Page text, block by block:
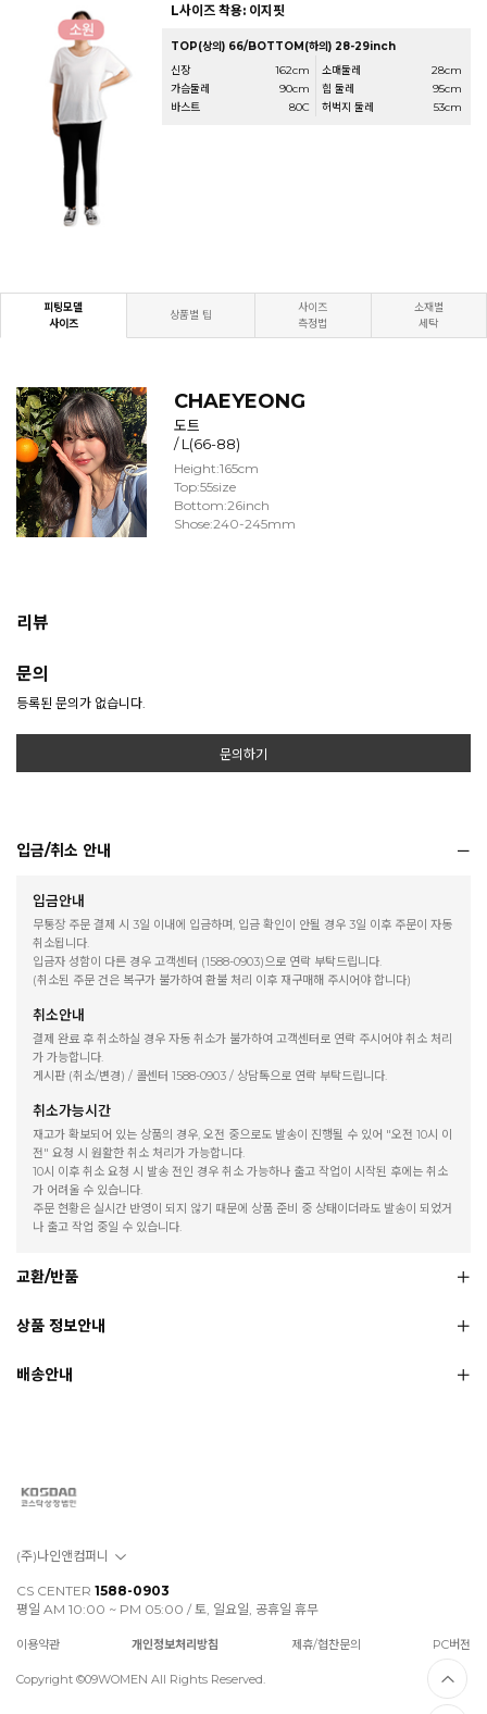
L사이즈 착용: 이지핏
TOP(상의) 66/BOTTOM(하의) 28-29inch
신장
162cm
가슴둘레
90cm
바스트
80C
소매둘레
28cm
힙 둘레
95cm
허벅지 둘레
53cm
피팅모델
사이즈
상품별 팁
사이즈
측정법
소재별
세탁
CHAEYEONG
도트
/ L(66-88)
Height:165cm
Top:55size
Bottom:26inch
Shose:240-245mm
리뷰
문의
등록된 문의가 없습니다.
문의하기
입금/취소 안내
입금안내
무통장 주문 결제 시 3일 이내에 입금하며, 입금 확인이 안될 경우 3일 이후 주문이 자동
취소됩니다.
입금자 성함이 다른 경우 고객센터 (1588-0903)으로 연락 부탁드립니다.
(취소된 주문 건은 복구가 불가하여 환불 처리 이후 재구매해 주시어야 합니다)
취소안내
결제 완료 후 취소하실 경우 자동 취소가 불가하여 고객센터로 연락 주시어야 취소 처리
가 가능합니다.
게시판 (취소/변경) / 콜센터 1588-0903 / 상담톡으로 연락 부탁드립니다.
취소가능시간
재고가 확보되어 있는 상품의 경우, 오전 중으로도 발송이 진행될 수 있어 "오전 10시 이
전" 요청 시 원활한 취소 처리가 가능합니다.
10시 이후 취소 요청 시 발송 전인 경우 취소 가능하나 출고 작업이 시작된 후에는 취소
가 어려울 수 있습니다.
주문 현황은 실시간 반영이 되지 않기 때문에 상품 준비 중 상태이더라도 발송이 되었거
나 출고 작업 중일 수 있습니다.
교환/반품
상품 정보안내
배송안내
(주)나인앤컴퍼니
CS CENTER 1588-0903
평일 AM 10:00 ~ PM 05:00 / 토, 일요일, 공휴일 휴무
이용약관 개인정보처리방침 제휴/협찬문의 PC버전
Copyright ©09WOMEN All Rights Reserved.